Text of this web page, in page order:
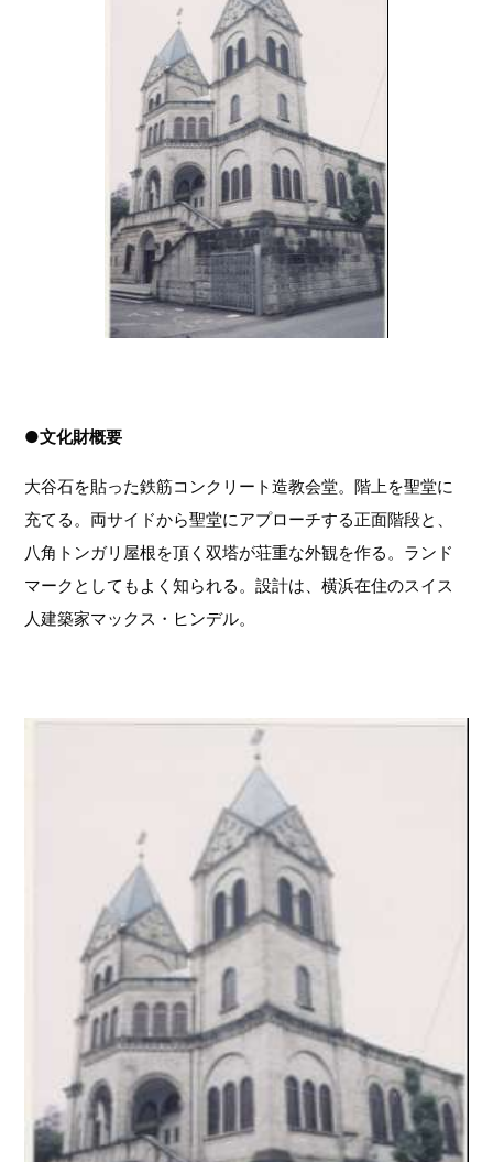
●文化財概要
大谷石を貼った鉄筋コンクリート造教会堂。階上を聖堂に
充てる。両サイドから聖堂にアプローチする正面階段と、
八角トンガリ屋根を頂く双塔が荘重な外観を作る。ランド
マークとしてもよく知られる。設計は、横浜在住のスイス
人建築家マックス・ヒンデル。